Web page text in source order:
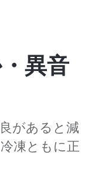
異音
があると減
凍ともに正